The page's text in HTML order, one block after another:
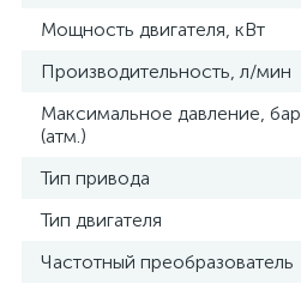
Мощность двигателя, кВт
Производительность, л/мин
Максимальное давление, бар
(атм.)
Тип привода
Тип двигателя
Частотный преобразователь